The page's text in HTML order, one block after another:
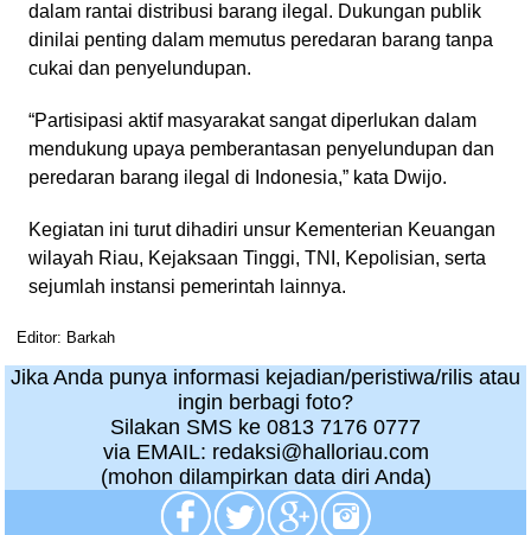
dalam rantai distribusi barang ilegal. Dukungan publik
dinilai penting dalam memutus peredaran barang tanpa
cukai dan penyelundupan.
“Partisipasi aktif masyarakat sangat diperlukan dalam
mendukung upaya pemberantasan penyelundupan dan
peredaran barang ilegal di Indonesia,” kata Dwijo.
Kegiatan ini turut dihadiri unsur Kementerian Keuangan
wilayah Riau, Kejaksaan Tinggi, TNI, Kepolisian, serta
sejumlah instansi pemerintah lainnya.
Editor: Barkah
Jika Anda punya informasi kejadian/peristiwa/rilis atau
ingin berbagi foto?
Silakan SMS ke 0813 7176 0777
via EMAIL: redaksi@halloriau.com
(mohon dilampirkan data diri Anda)